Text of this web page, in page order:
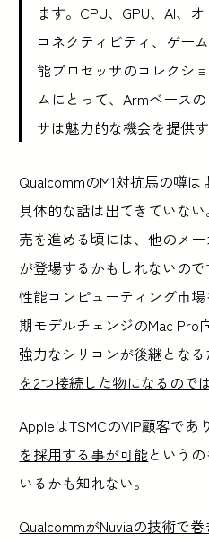
ます。CPU、GPU、AI、
コネクティビティ、ゲー
能プロセッサのコレクシ
ムにとって、Armベース
サは魅力的な機会を提供
QualcommのM1対抗馬の噂
具体的な話は出てきていな
売を進める頃には、他のメ
が登場するかもしれないの
性能コンピューティング市
期モデルチェンジのMac Pro
強力なシリコンが後継となる
を2つ接続した物になるので
AppleはTSMCのVIP顧客であ
を採用する事が可能という
いるかも知れない。
QualcommがNuviaの技術で